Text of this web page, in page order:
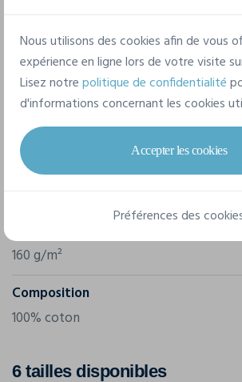
Caractéristiques
Fol
Référence
61-028-0
Grammage
160 g/m²
Composition
100% coton
6 tailles disponibles
Nous utilisons des cookies afin de vous
expérience en ligne lors de votre visite
Lisez notrepolitique de confidentialité
d'informations concernant les cookies
Accepter les cookies
Préférences des